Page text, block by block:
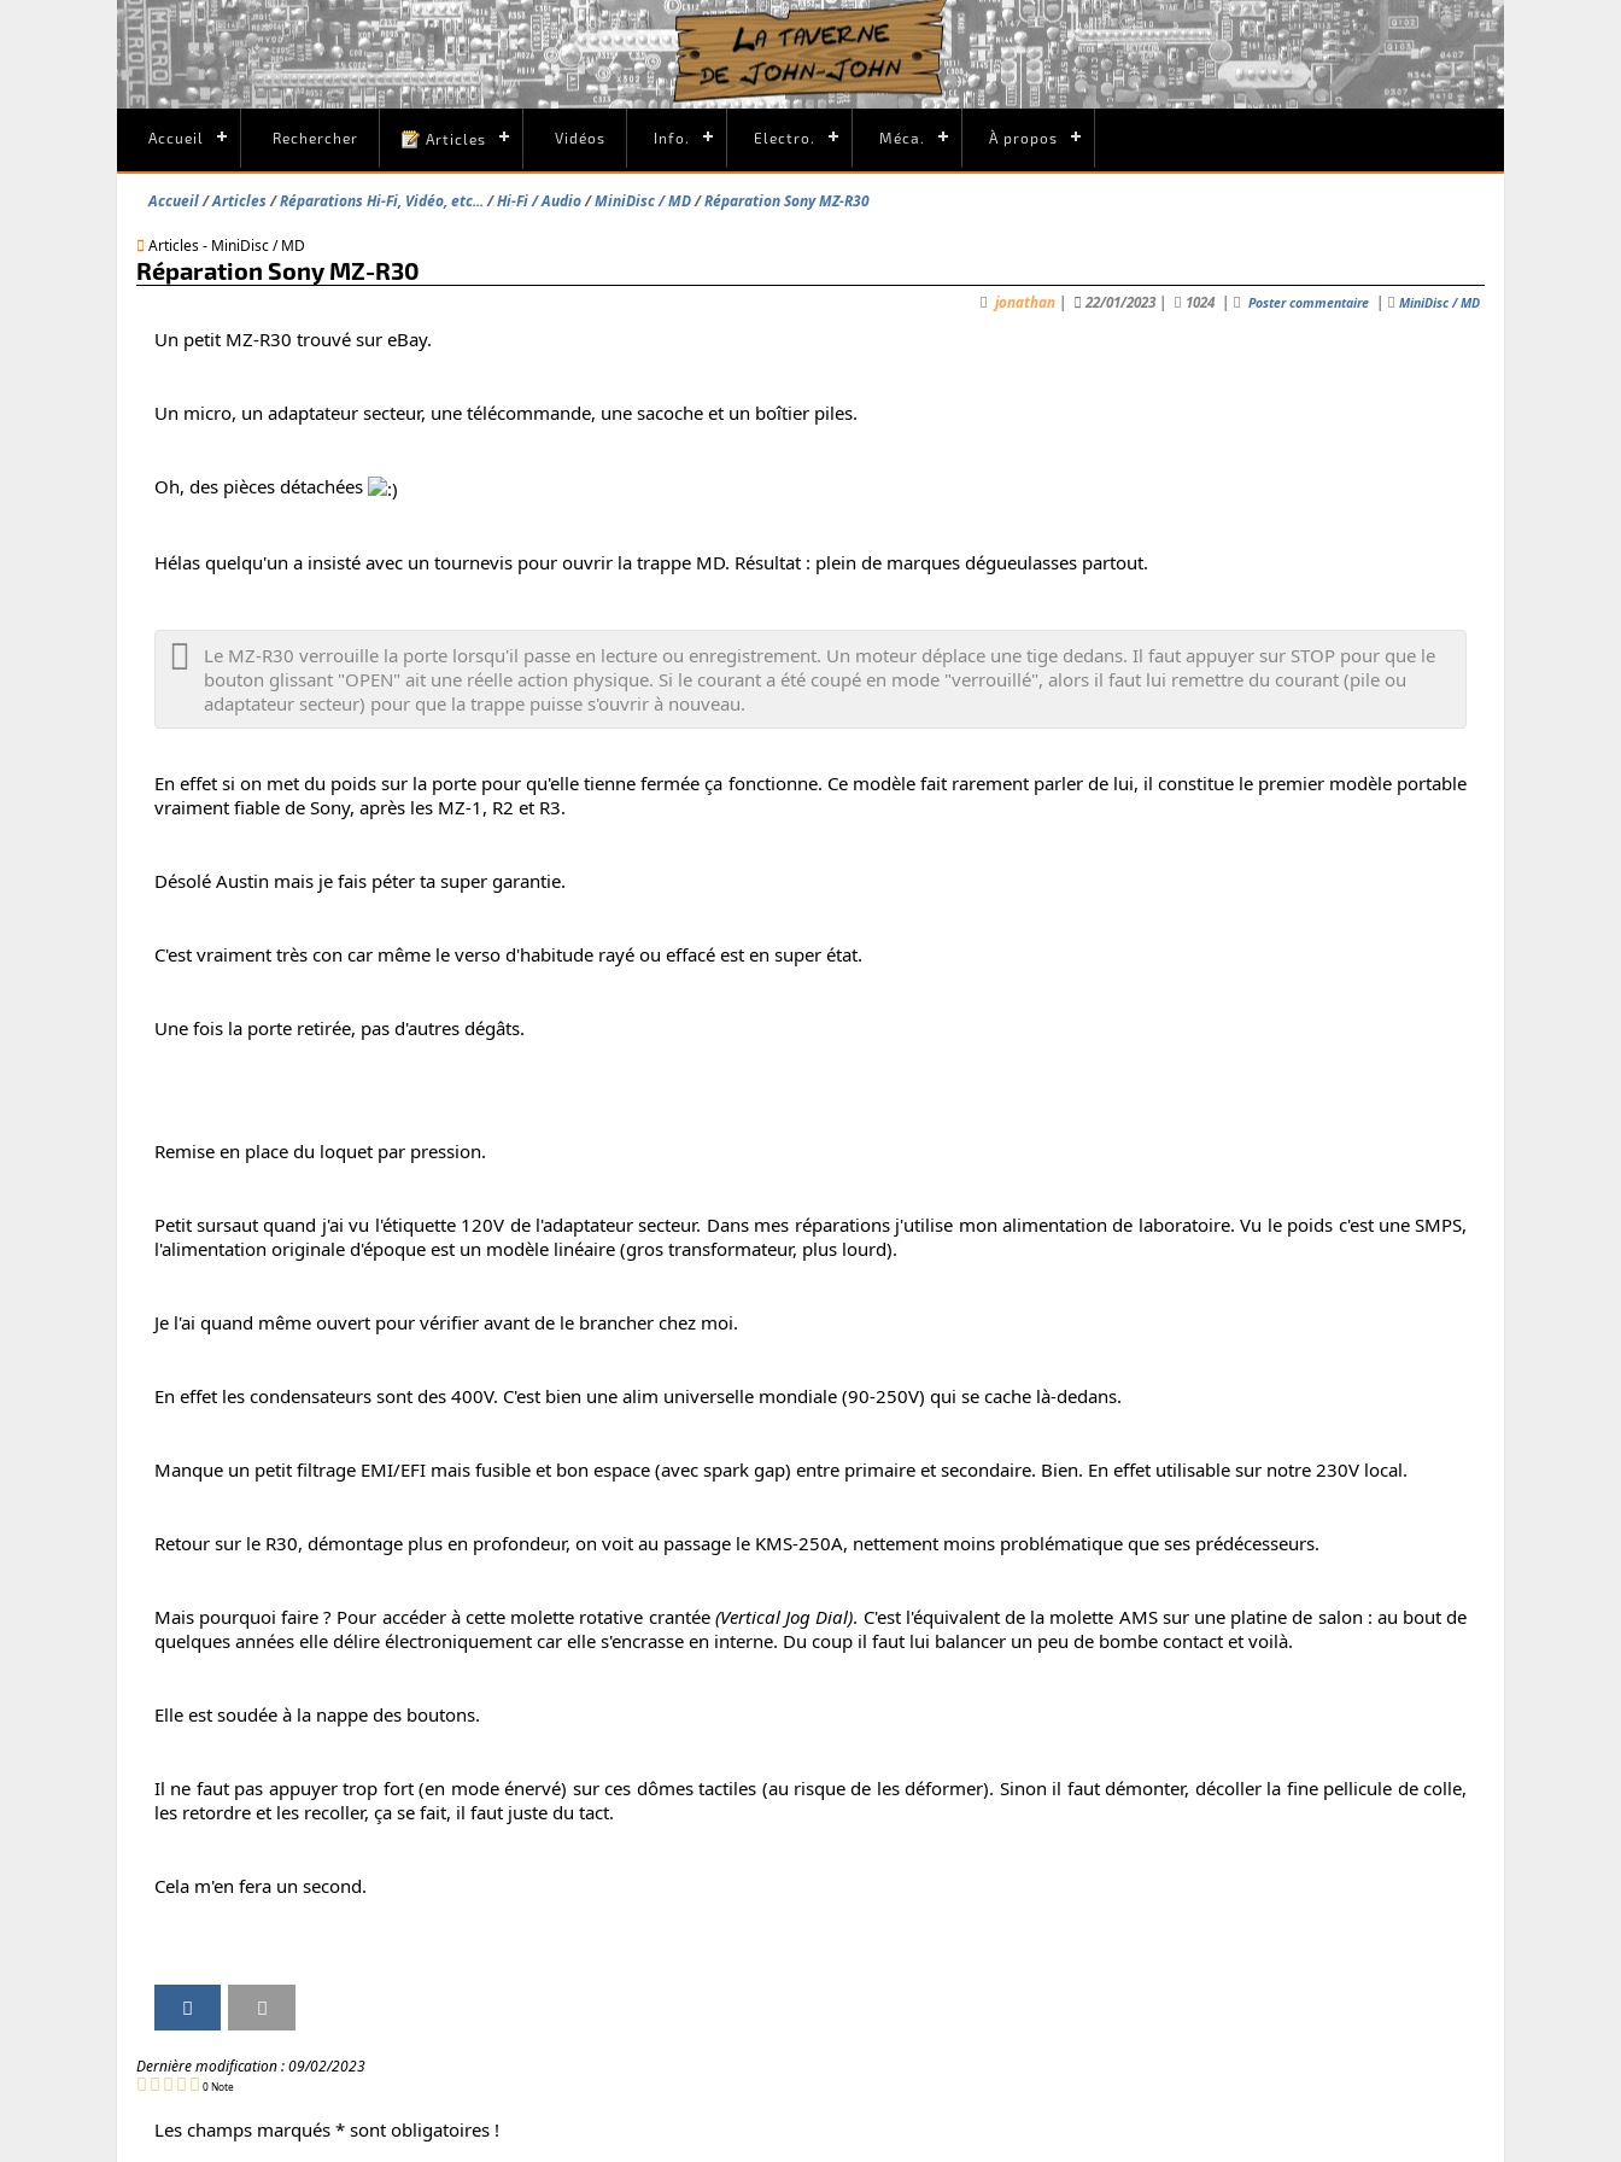
Accueil Rechercher Articles Vidéos Info. Electro. Méca. À propos
Accueil Articles Réparations Hi-Fi, Vidéo, etc... Hi-Fi / Audio MiniDisc / MD Réparation Sony MZ-R30
Articles - MiniDisc / MD
Réparation Sony MZ-R30
jonathan | 22/01/2023| 1024| Poster commentaire | MiniDisc / MD
Un petit MZ-R30 trouvé sur eBay.
Un micro, un adaptateur secteur, une télécommande, une sacoche et un boîtier piles.
Oh, des pièces détachées
Hélas quelqu'un a insisté avec un tournevis pour ouvrir la trappe MD. Résultat : plein de marques dégueulasses partout.
Le MZ-R30 verrouille la porte lorsqu'il passe en lecture ou enregistrement. Un moteur déplace une tige dedans. Il faut appuyer sur STOP pour que le
bouton glissant "OPEN" ait une réelle action physique. Si le courant a été coupé en mode "verrouillé", alors il faut lui remettre du courant (pile ou
adaptateur secteur) pour que la trappe puisse s'ouvrir à nouveau.
En effet si on met du poids sur la porte pour qu'elle tienne fermée ça fonctionne. Ce modèle fait rarement parler de lui, il constitue le premier modèle portable
vraiment fiable de Sony, après les MZ-1, R2 et R3.
Désolé Austin mais je fais péter ta super garantie.
C'est vraiment très con car même le verso d'habitude rayé ou effacé est en super état.
Une fois la porte retirée, pas d'autres dégâts.
Remise en place du loquet par pression.
Petit sursaut quand j'ai vu l'étiquette 120V de l'adaptateur secteur. Dans mes réparations j'utilise mon alimentation de laboratoire. Vu le poids c'est une SMPS,
l'alimentation originale d'époque est un modèle linéaire (gros transformateur, plus lourd).
Je l'ai quand même ouvert pour vérifier avant de le brancher chez moi.
En effet les condensateurs sont des 400V. C'est bien une alim universelle mondiale (90-250V) qui se cache là-dedans.
Manque un petit filtrage EMI/EFI mais fusible et bon espace (avec spark gap) entre primaire et secondaire. Bien. En effet utilisable sur notre 230V local.
Retour sur le R30, démontage plus en profondeur, on voit au passage le KMS-250A, nettement moins problématique que ses prédécesseurs.
Mais pourquoi faire ? Pour accéder à cette molette rotative crantée (Vertical Jog Dial). C'est l'équivalent de la molette AMS sur une platine de salon : au bout de
quelques années elle délire électroniquement car elle s'encrasse en interne. Du coup il faut lui balancer un peu de bombe contact et voilà.
Elle est soudée à la nappe des boutons.
Il ne faut pas appuyer trop fort (en mode énervé) sur ces dômes tactiles (au risque de les déformer). Sinon il faut démonter, décoller la fine pellicule de colle,
les retordre et les recoller, ça se fait, il faut juste du tact.
Cela m'en fera un second.
a
t
g
a
t
g
m
r
m
e
s
o
Dernière modification :09/02/2023
0 Note
Les champs marqués * sont obligatoires !